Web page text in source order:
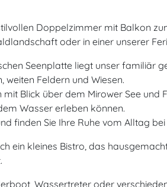
Doppelzimmer mit Balkon
oder in einer unserer
Seenplatte liegt unser familiär
weiten Feldern und Wiesen.
Blick über dem Mirower See und
Wasser erleben können.
finden Sie Ihre Ruhe vom Alltag bei
ein kleines Bistro, das
Wassertreter oder